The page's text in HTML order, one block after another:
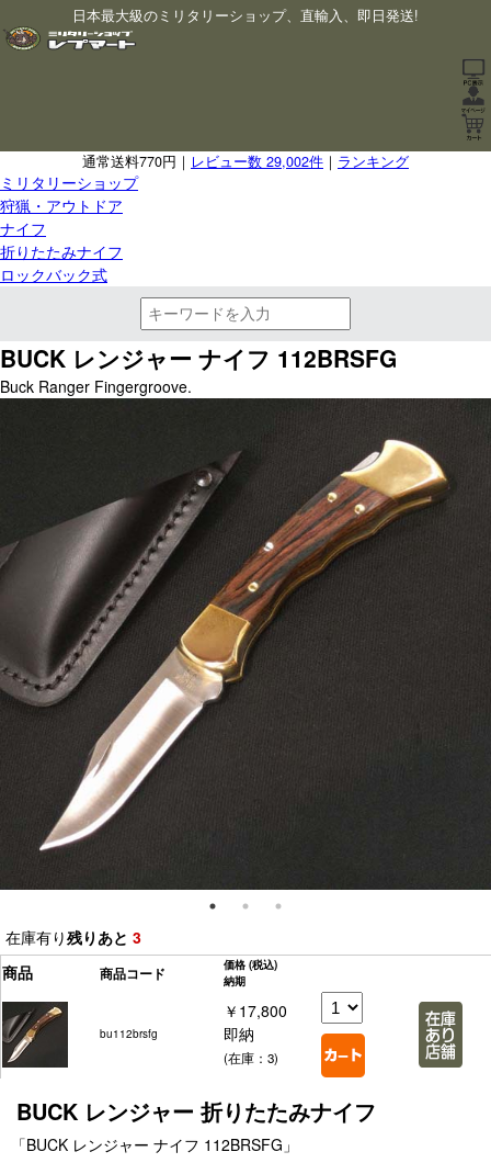
日本最大級のミリタリーショップ、直輸入、即日発送!
通常送料770円｜ レビュー数 29,002件 ｜ ランキング
ミリタリーショップ
狩猟・アウトドア
ナイフ
折りたたみナイフ
ロックバック式
BUCK レンジャー ナイフ 112BRSFG
Buck Ranger Fingergroove.
在庫有り残りあと 3
商品
商品コード 価格 (税込)
納期
bu112brsfg
￥17,800
即納
(在庫：3)
BUCK レンジャー 折りたたみナイフ
「BUCK レンジャー ナイフ 112BRSFG」